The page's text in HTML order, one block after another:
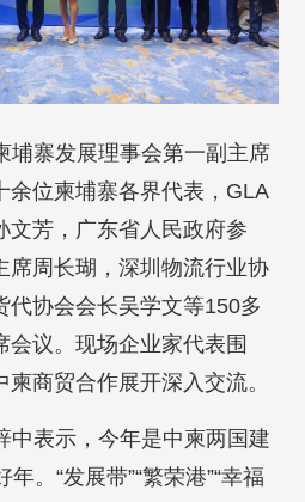
埔寨发展理事会第一副主席
余位柬埔寨各界代表，GLA
文芳，广东省人民政府参
席周长瑚，深圳物流行业协
代协会会长吴学文等150多
议。现场企业家代表围
柬商贸合作展开深入交流。
中表示，今年是中柬两国建
。“发展带”“繁荣港”“幸福